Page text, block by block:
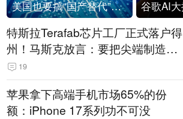
美国也要搞“国产替代”？先算清三笔账
特斯拉Terafab芯片工厂正式落户得
州！马斯克放言：要把尖端制造带
回美国
19
苹果拿下高端手机市场65%的份
额：iPhone 17系列功不可没